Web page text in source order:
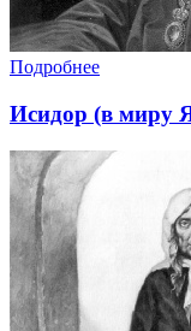
Подробнее
Исидор (в миру